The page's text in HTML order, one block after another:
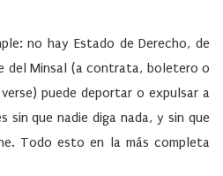
no hay Estado de Derecho, de
del Minsal (a contrata, boletero o
puede deportar o expulsar a
sin que nadie diga nada, y sin que
Todo esto en la más completa